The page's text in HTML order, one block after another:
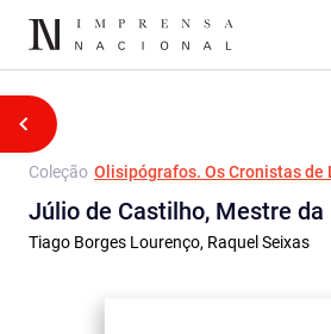
Coleção Olisipógrafos. Os Cronistas de
Júlio de Castilho, Mestre
Tiago Borges Lourenço, Raquel Seixas